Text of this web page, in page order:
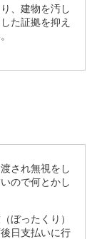
、建物を汚し
た証拠を抑え
され無視をし
ので何とかし
ぼったくり）
日支払いに行